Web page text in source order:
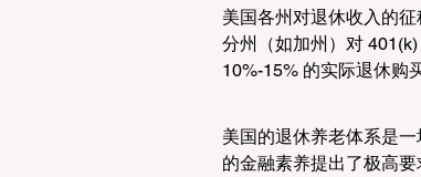
美国各州对退休收入的
分州（如加州）对
10%-15% 的实际退休购
美国的退休养老体系是
的金融素养提出了极高